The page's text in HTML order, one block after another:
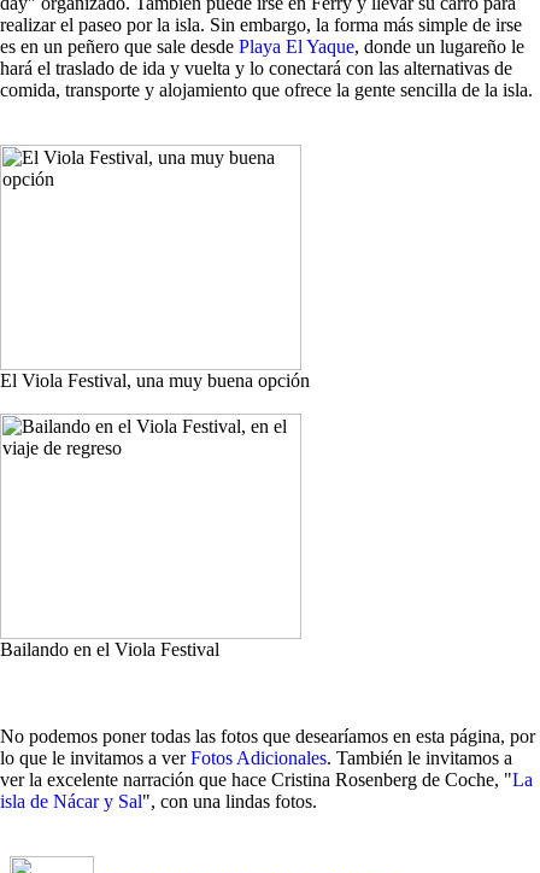
realizar el paseo por la isla. Sin embargo, la forma más simple de irse
es en un peñero que sale desde Playa El Yaque, donde un lugareño le
hará el traslado de ida y vuelta y lo conectará con las alternativas de
comida, transporte y alojamiento que ofrece la gente sencilla de la isla.
El Viola Festival, una muy buena opción
Bailando en el Viola Festival
No podemos poner todas las fotos que desearíamos en esta página, por
lo que le invitamos a verFotos Adicionales. También le invitamos a
ver la excelente narración que hace Cristina Rosenberg de Coche, "La
isla de Nácar y Sal", con una lindas fotos.